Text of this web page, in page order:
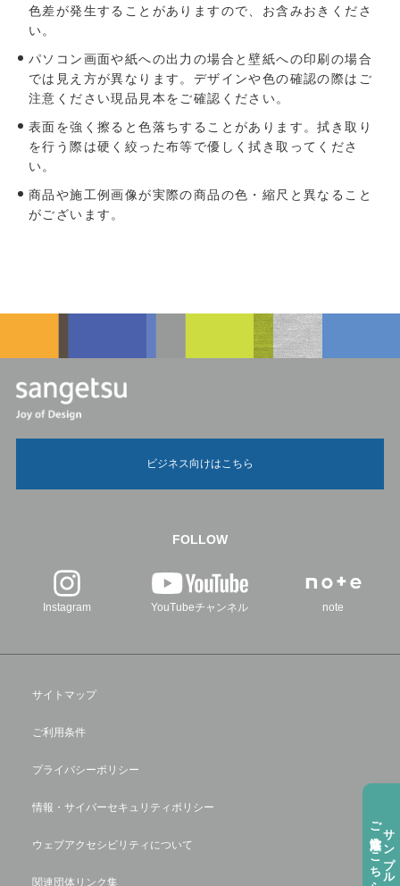
色差が発生することがありますので、お含みおきくださ
い。
パソコン画面や紙への出力の場合と壁紙への印刷の場合
では見え方が異なります。デザインや色の確認の際はご
注意ください現品見本をご確認ください。
表面を強く擦ると色落ちすることがあります。拭き取り
を行う際は硬く絞った布等で優しく拭き取ってくださ
い。
商品や施工例画像が実際の商品の色・縮尺と異なること
がございます。
サンプル請求
ご注⽂方法はこちら
ビジネス向けはこちら
FOLLOW
Instagram YouTubeチャンネル note
サイトマップ
ご利用条件
プライバシーポリシー
情報・サイバーセキュリティポリシー
ウェブアクセシビリティについて
関連団体リンク集